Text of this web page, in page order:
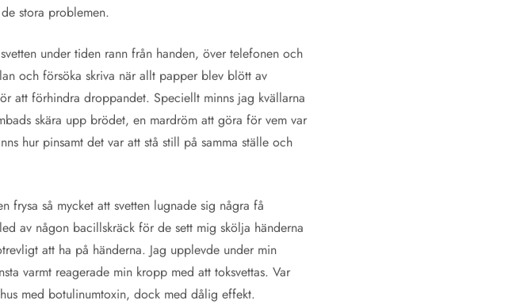
stora problemen.
under tiden rann från handen, över telefonen och
och försöka skriva när allt papper blev blött av
att förhindra droppandet. Speciellt minns jag kvällarna
skära upp brödet, en mardröm att göra för vem var
hur pinsamt det var att stå still på samma ställe och
frysa så mycket att svetten lugnade sig några få
av någon bacillskräck för de sett mig skölja händerna
att ha på händerna. Jag upplevde under min
varmt reagerade min kropp med att toksvettas. Var
med botulinumtoxin, dock med dålig effekt.